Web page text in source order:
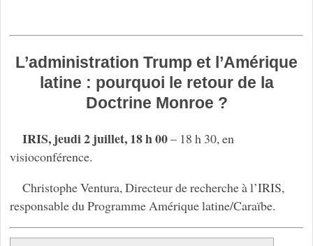
L’administration Trump et l’Amérique
latine : pourquoi le retour de la
Doctrine Monroe ?
IRIS, jeudi 2 juillet, 18 h 00– 18 h 30, en
visioconférence.
Christophe Ventura, Directeur de recherche à l’IRIS,
responsable du Programme Amérique latine/Caraïbe.